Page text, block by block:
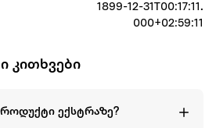
1899-12-31T00:17:11.
000+02:59:11
კითხვები
ექსტრაზე?